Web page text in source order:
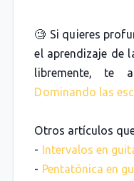
🧐 Si quieres
el aprendizaje de
libremente, te
Dominando las
Otros artículos
- Intervalos en
- Pentatónica en